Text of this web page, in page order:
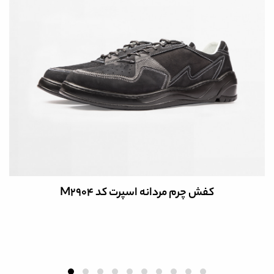
کفش چرم مردانه اسپرت کد M2904